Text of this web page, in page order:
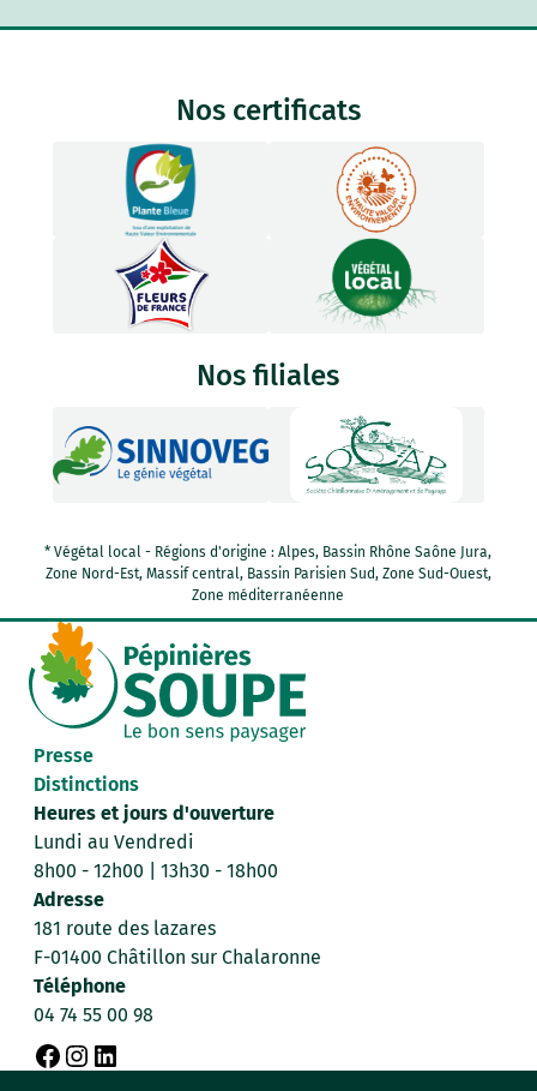
Nos certificats
Nos filiales
* Végétal local - Régions d'origine : Alpes, Bassin Rhône Saône Jura,
Zone Nord-Est, Massif central, Bassin Parisien Sud, Zone Sud-Ouest,
Zone méditerranéenne
Presse
Distinctions
Heures et jours d'ouverture
Lundi au Vendredi
8h00 - 12h00 | 13h30 - 18h00
Adresse
181 route des lazares
F-01400 Châtillon sur Chalaronne
Téléphone
04 74 55 00 98
F I
L